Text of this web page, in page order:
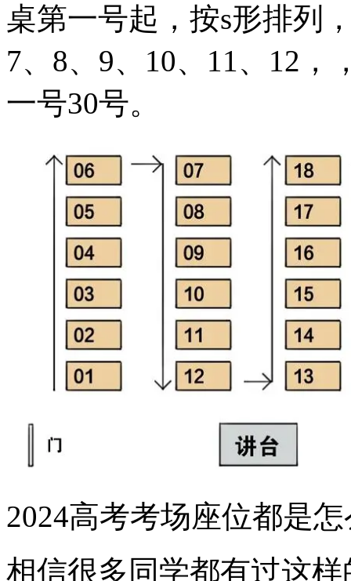
桌第一号起，按s形排列
7、8、9、10、11、12
一号30号。
2024高考考场座位都是
相信很多同学都有过这